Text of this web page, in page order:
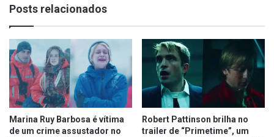
Posts relacionados
Marina Ruy Barbosa é vítima
de um crime assustador no
Robert Pattinson brilha no
trailer de “Primetime”, um